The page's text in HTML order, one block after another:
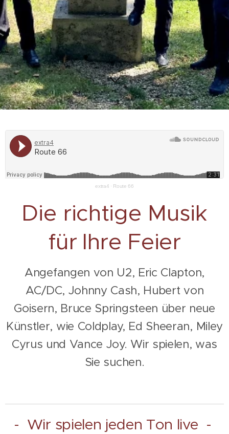
extra4 · Route 66
Die richtige Musik
für Ihre Feier
Angefangen von U2, Eric Clapton,
AC/DC, Johnny Cash, Hubert von
Goisern, Bruce Springsteen über neue
Künstler, wie Coldplay, Ed Sheeran, Miley
Cyrus und Vance Joy. Wir spielen, was
Sie suchen.
- Wir spielen jeden Ton live -